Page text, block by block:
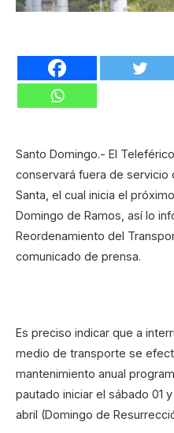
Santo Domingo.- El
conservará fuera de servicio
Santa, el cual inicia el
Domingo de Ramos, así lo
Reordenamiento del
comunicado de prensa.
Es preciso indicar que a
medio de transporte se
mantenimiento anual
pautado iniciar el sábado 01
abril (Domingo de